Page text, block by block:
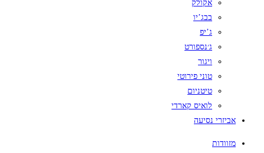
אקולק
בבג’יו
ג’יפ
ג׳נספורט
ויגור
טוני פירוטי
טיטניום
לואיס קארדי
אביזרי נסיעה
מזוודות